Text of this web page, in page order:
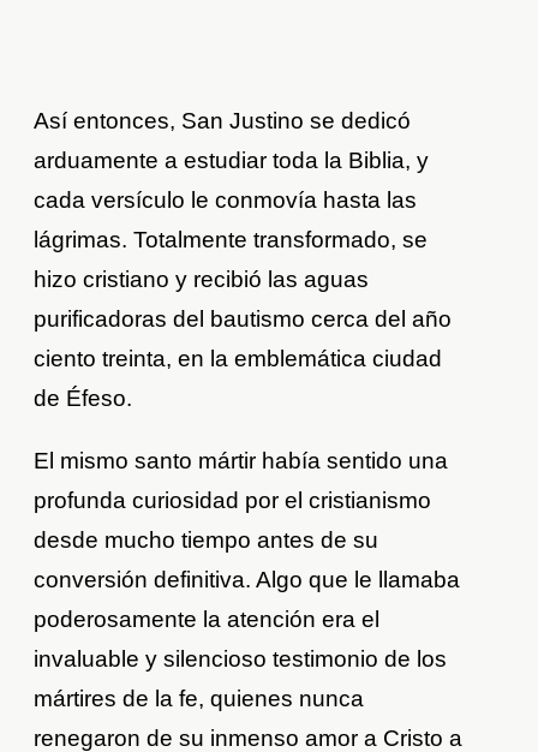
Así entonces, San Justino se dedicó
arduamente a estudiar toda la Biblia, y
cada versículo le conmovía hasta las
lágrimas. Totalmente transformado, se
hizo cristiano y recibió las aguas
purificadoras del bautismo cerca del año
ciento treinta, en la emblemática ciudad
de Éfeso.
El mismo santo mártir había sentido una
profunda curiosidad por el cristianismo
desde mucho tiempo antes de su
conversión definitiva. Algo que le llamaba
poderosamente la atención era el
invaluable y silencioso testimonio de los
mártires de la fe, quienes nunca
renegaron de su inmenso amor a Cristo a